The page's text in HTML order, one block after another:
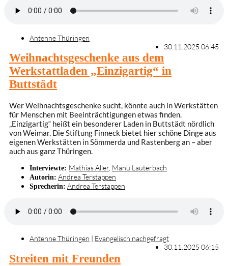
Antenne Thüringen
30.11.2025 06:45
Weihnachtsgeschenke aus dem
Werkstattladen „Einzigartig“ in
Buttstädt
Wer Weihnachtsgeschenke sucht, könnte auch in Werkstätten
für Menschen mit Beeinträchtigungen etwas finden.
„Einzigartig“ heißt ein besonderer Laden in Buttstädt nördlich
von Weimar. Die Stiftung Finneck bietet hier schöne Dinge aus
eigenen Werkstätten in Sömmerda und Rastenberg an – aber
auch aus ganz Thüringen.
Interviewte: Mathias Aller Manu Lauterbach
Autorin: Andrea Terstappen
Sprecherin: Andrea Terstappen
Antenne Thüringen | Evangelisch nachgefragt
30.11.2025 06:15
Streiten mit Freunden